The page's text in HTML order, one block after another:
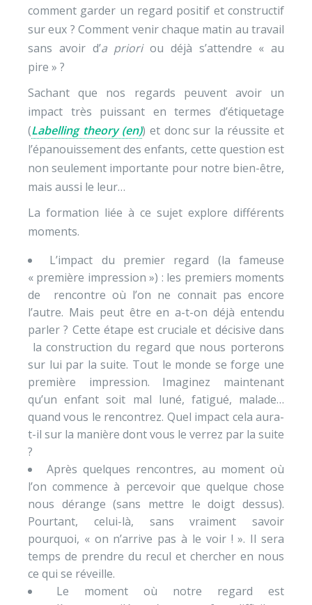
comment garder un regard positif et constructif
sur eux ? Comment venir chaque matin au travail
sans avoir d’a prioriou déjà s’attendre « au
pire » ?
Sachant que nos regards peuvent avoir un
impact très puissant en termes d’étiquetage
(Labelling theory (en)) et donc sur la réussite et
l’épanouissement des enfants, cette question est
non seulement importante pour notre bien-être,
mais aussi le leur…
La formation liée à ce sujet explore différents
moments.
L’impact du premier regard (la fameuse
« première impression ») : les premiers moments
de rencontre où l’on ne connait pas encore
l’autre. Mais peut être en a-t-on déjà entendu
parler ? Cette étape est cruciale et décisive dans
la construction du regard que nous porterons
sur lui par la suite. Tout le monde se forge une
première impression. Imaginez maintenant
qu’un enfant soit mal luné, fatigué, malade…
quand vous le rencontrez. Quel impact cela aura-
t-il sur la manière dont vous le verrez par la suite
?
Après quelques rencontres, au moment où
l’on commence à percevoir que quelque chose
nous dérange (sans mettre le doigt dessus).
Pourtant, celui-là, sans vraiment savoir
pourquoi, « on n’arrive pas à le voir ! ». Il sera
temps de prendre du recul et chercher en nous
ce qui se réveille.
Le moment où notre regard est